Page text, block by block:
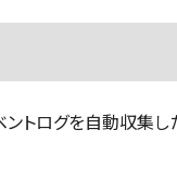
トログを自動収集